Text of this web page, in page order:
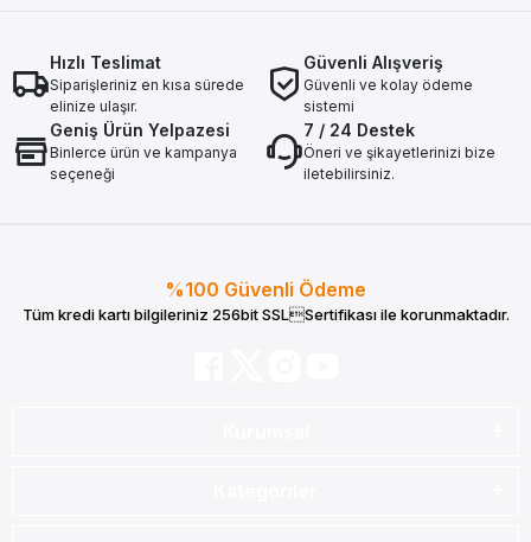
Hızlı Teslimat
Siparişleriniz en kısa sürede
elinize ulaşır.
Güvenli Alışveriş
Güvenli ve kolay ödeme
sistemi
Geniş Ürün Yelpazesi
Binlerce ürün ve kampanya
seçeneği
7 / 24 Destek
Öneri ve şikayetlerinizi bize
iletebilirsiniz.
%100 Güvenli Ödeme
Tüm kredi kartı bilgileriniz 256bit SSLSertifikası ile korunmaktadır.